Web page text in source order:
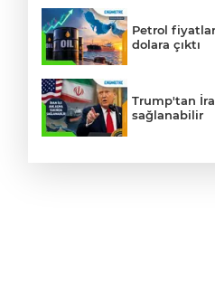
Petrol
dolara çıktı
Trump'tan
sağlanabilir